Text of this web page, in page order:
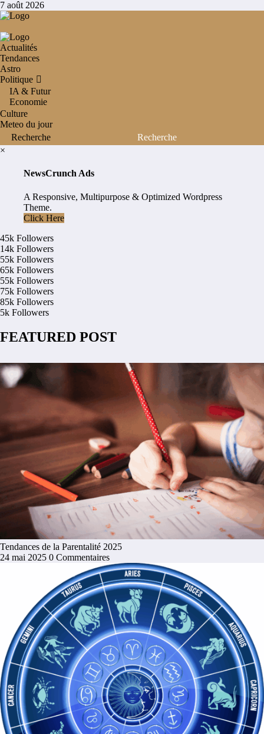
Aller
au
7 août 2026
Actualités
Tendances
Astro
Politique
IA & Futur
Economie
Culture
Meteo du jour
×
NewsCrunch Ads
A Responsive, Multipurpose & Optimized Wordpress
Theme.
Click Here
45k Followers
14k Followers
55k Followers
65k Followers
55k Followers
75k Followers
85k Followers
5k Followers
FEATURED POST
Tendances de la Parentalité 2025
24 mai 2025 0 Commentaires